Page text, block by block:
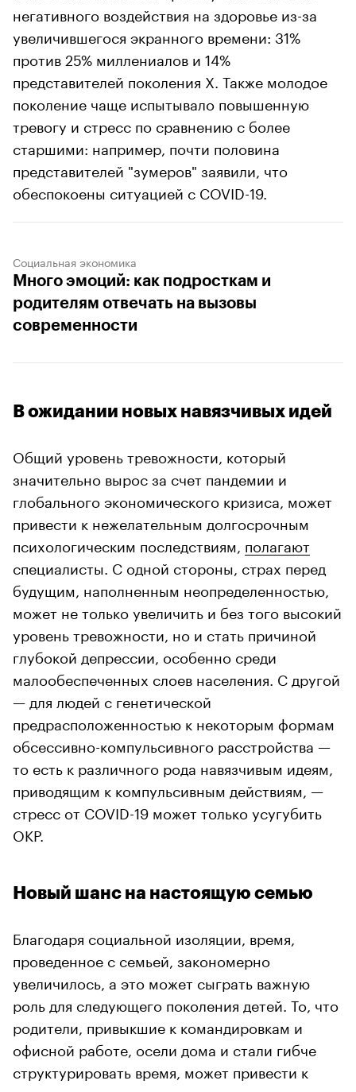
негативного воздействия на здоровье из-за
увеличившегося экранного времени: 31%
против 25% миллениалов и 14%
представителей поколения X. Также молодое
поколение чаще испытывало повышенную
тревогу и стресс по сравнению с более
старшими: например, почти половина
представителей "зумеров" заявили, что
обеспокоены ситуацией с COVID-19.
Социальная экономика
Много эмоций: как подросткам и
родителям отвечать на вызовы
современности
В ожидании новых навязчивых идей
Общий уровень тревожности, который
значительно вырос за счет пандемии и
глобального экономического кризиса, может
привести к нежелательным долгосрочным
психологическим последствиям, полагают
специалисты. С одной стороны, страх перед
будущим, наполненным неопределенностью,
может не только увеличить и без того высокий
уровень тревожности, но и стать причиной
глубокой депрессии, особенно среди
малообеспеченных слоев населения. С другой
— для людей с генетической
предрасположенностью к некоторым формам
обсессивно-компульсивного расстройства —
то есть к различного рода навязчивым идеям,
приводящим к компульсивным действиям, —
стресс от COVID-19 может только усугубить
ОКР.
Новый шанс на настоящую семью
Благодаря социальной изоляции, время,
проведенное с семьей, закономерно
увеличилось, а это может сыграть важную
роль для следующего поколения детей. То, что
родители, привыкшие к командировкам и
офисной работе, осели дома и стали гибче
структурировать время, может привести к